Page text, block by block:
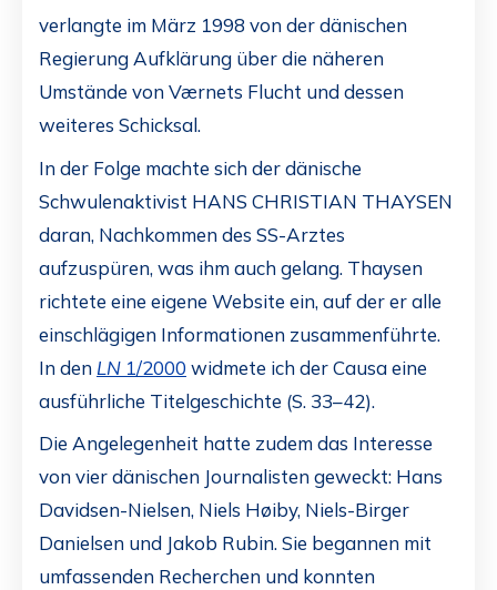
verlangte im März 1998 von der dänischen
Regierung Aufklärung über die näheren
Umstände von Værnets Flucht und dessen
weiteres Schicksal.
In der Folge machte sich der dänische
Schwulenaktivist HANS CHRISTIAN THAYSEN
daran, Nachkommen des SS-Arztes
aufzuspüren, was ihm auch gelang. Thaysen
richtete eine eigene Website ein, auf der er alle
einschlägigen Informationen zusammenführte.
In den LN 1/2000 widmete ich der Causa eine
ausführliche Titelgeschichte (S. 33–42).
Die Angelegenheit hatte zudem das Interesse
von vier dänischen Journalisten geweckt: Hans
Davidsen-Nielsen, Niels Høiby, Niels-Birger
Danielsen und Jakob Rubin. Sie begannen mit
umfassenden Recherchen und konnten